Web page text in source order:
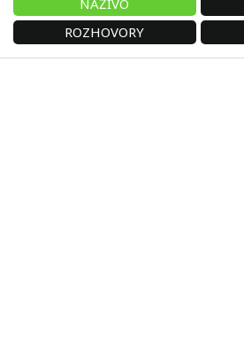
NAŽIVO
ROZHOVORY